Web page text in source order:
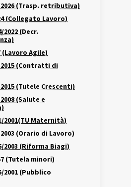
2026 (Trasp. retributiva)
(Collegato Lavoro)
2022 (Decr.
(Lavoro Agile)
2015 (Contratti di
2015 (Tutele Crescenti)
(Salute e
2001(TU Maternità)
2003 (Orario di Lavoro)
2003 (Riforma Biagi)
(Tutela minori)
2001 (Pubblico